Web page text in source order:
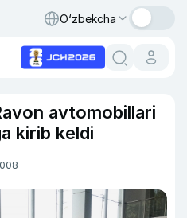
O‘zbekcha
avtomobillari
kirib keldi